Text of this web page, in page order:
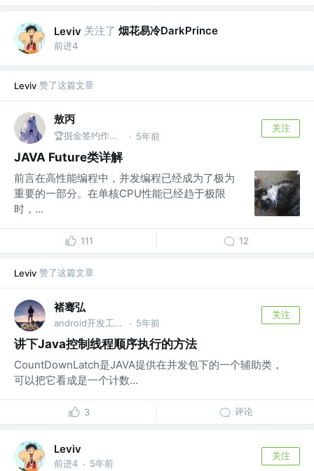
Leviv 关注了 烟花易冷DarkPrince
前进4
Leviv 赞了这篇文章
敖丙
🏆掘金签约作者 @微信搜：敖丙 · 5年前
关注
JAVA Future类详解
前言在高性能编程中，并发编程已经成为了极为
重要的一部分。在单核CPU性能已经趋于极限
时，...
111 12
Leviv 赞了这篇文章
褚骞弘
android开发工程师 · 5年前
关注
讲下Java控制线程顺序执行的方法
CountDownLatch是JAVA提供在并发包下的一个辅助类，
可以把它看成是一个计数...
3 评论
Leviv
前进4 · 5年前
关注